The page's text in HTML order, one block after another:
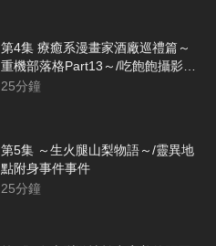
第4集 療癒系漫畫家酒廠巡禮篇～
重機部落格Part13～/吃飽飽攝影拉
力賽～吃到撐中樞神經完全破壞～
25分鐘
第5集 ～生火腿山梨物語～/靈異地
點附身事件事件
25分鐘